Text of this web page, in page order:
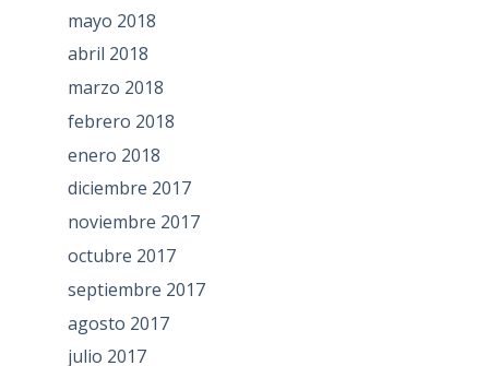
mayo 2018
abril 2018
marzo 2018
febrero 2018
enero 2018
diciembre 2017
noviembre 2017
octubre 2017
septiembre 2017
agosto 2017
julio 2017